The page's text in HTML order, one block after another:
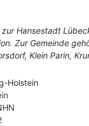
Hansestadt
Zur Gemeinde
Klein Parin,
Holstein